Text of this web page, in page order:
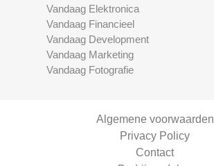
Vandaag Elektronica
Vandaag Financieel
Vandaag Development
Vandaag Marketing
Vandaag Fotografie
Algemene voorwaarden
Privacy Policy
Contact